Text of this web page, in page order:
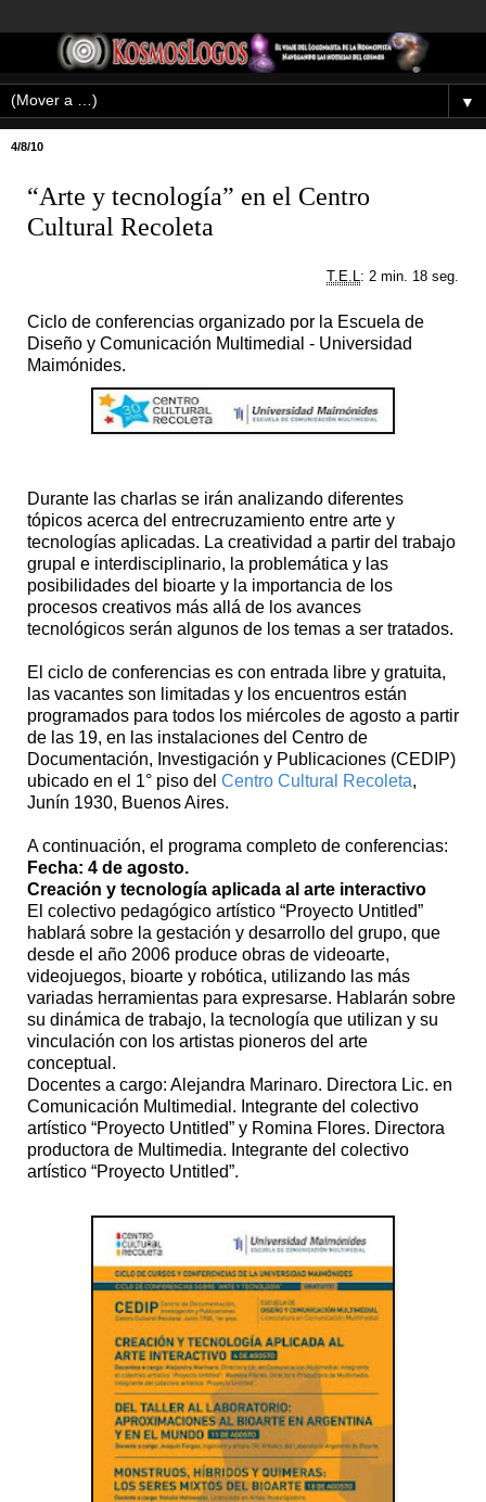
▼
4/8/10
“Arte y tecnología” en el Centro
Cultural Recoleta
T.E.L : 2 min. 18 seg.
Ciclo de conferencias organizado por la Escuela de
Diseño y Comunicación Multimedial - Universidad
Maimónides.
Durante las charlas se irán analizando diferentes
tópicos acerca del entrecruzamiento entre arte y
tecnologías aplicadas. La creatividad a partir del trabajo
grupal e interdisciplinario, la problemática y las
posibilidades del bioarte y la importancia de los
procesos creativos más allá de los avances
tecnológicos serán algunos de los temas a ser tratados.
El ciclo de conferencias es con entrada libre y gratuita,
las vacantes son limitadas y los encuentros están
programados para todos los miércoles de agosto a partir
de las 19, en las instalaciones del Centro de
Documentación, Investigación y Publicaciones (CEDIP)
ubicado en el 1° piso del Centro Cultural Recoleta,
Junín 1930, Buenos Aires.
A continuación, el programa completo de conferencias:
Fecha: 4 de agosto.
Creación y tecnología aplicada al arte interactivo
El colectivo pedagógico artístico “Proyecto Untitled”
hablará sobre la gestación y desarrollo del grupo, que
desde el año 2006 produce obras de videoarte,
videojuegos, bioarte y robótica, utilizando las más
variadas herramientas para expresarse. Hablarán sobre
su dinámica de trabajo, la tecnología que utilizan y su
vinculación con los artistas pioneros del arte
conceptual.
Docentes a cargo: Alejandra Marinaro. Directora Lic. en
Comunicación Multimedial. Integrante del colectivo
artístico “Proyecto Untitled” y Romina Flores. Directora
productora de Multimedia. Integrante del colectivo
artístico “Proyecto Untitled”.